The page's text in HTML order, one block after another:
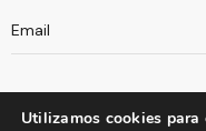
Utilizamos cookies para